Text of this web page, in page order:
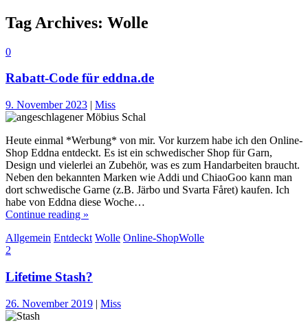
Tag Archives: Wolle
0
Rabatt-Code für eddna.de
9. November 2023 | Miss
Heute einmal *Werbung* von mir. Vor kurzem habe ich den Online-
Shop Eddna entdeckt. Es ist ein schwedischer Shop für Garn,
Design und vielerlei an Zubehör, was es zum Handarbeiten braucht.
Neben den bekannten Marken wie Addi und ChiaoGoo kann man
dort schwedische Garne (z.B. Järbo und Svarta Fåret) kaufen. Ich
habe von Eddna diese Woche…
Continue reading »
Allgemein Entdeckt Wolle Online-ShopWolle
2
Lifetime Stash?
26. November 2019 | Miss